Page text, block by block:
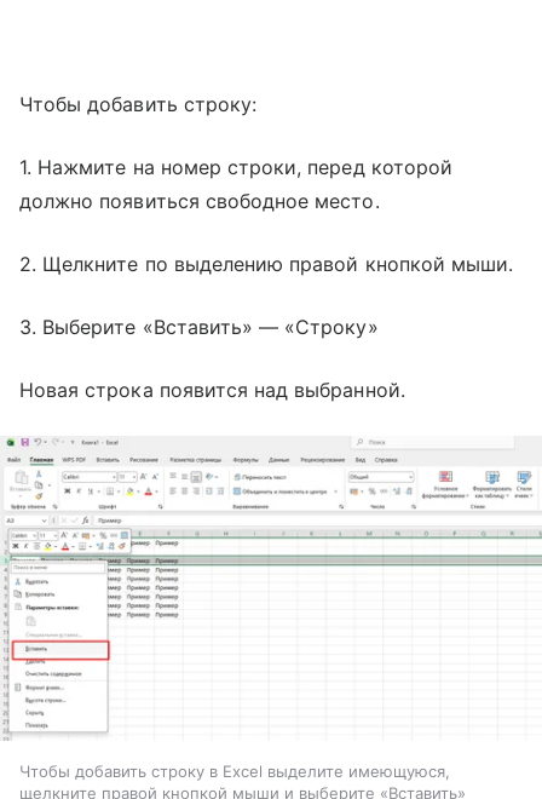
Чтобы добавить строку:
1. Нажмите на номер строки, перед которой
должно появиться свободное место.
2. Щелкните по выделению правой кнопкой мыши.
3. Выберите «Вставить» — «Строку»
Новая строка появится над выбранной.
Чтобы добавить строку в Excel выделите имеющуюся,
щелкните правой кнопкой мыши и выберите «Вставить»